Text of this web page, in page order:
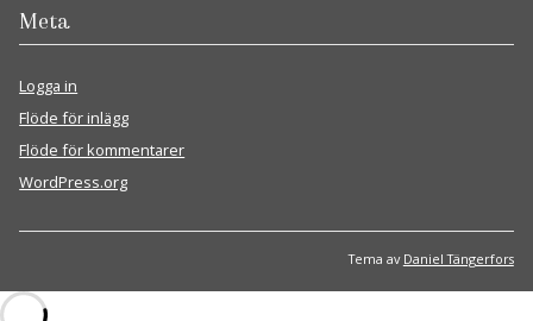
Meta
Logga in
Flöde för inlägg
Flöde för kommentarer
WordPress.org
Tema av Daniel Tängerfors